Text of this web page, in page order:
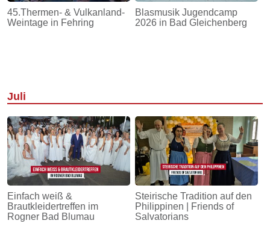
45.Thermen- & Vulkanland-
Weintage in Fehring
Blasmusik Jugendcamp
2026 in Bad Gleichenberg
Juli
Einfach weiß &
Brautkleidertreffen im
Rogner Bad Blumau
Steirische Tradition auf den
Philippinen | Friends of
Salvatorians